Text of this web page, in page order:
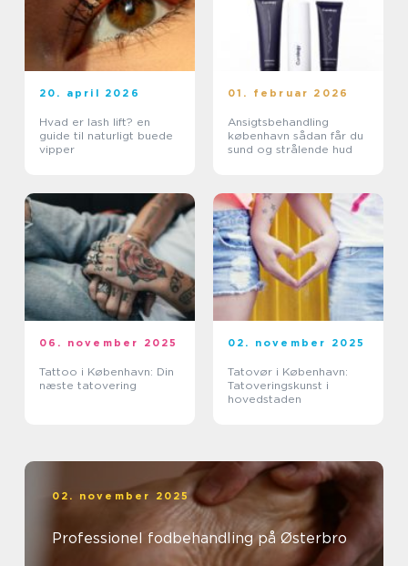
20. april 2026
Hvad er lash lift? en
guide til naturligt buede
vipper
01. februar 2026
Ansigtsbehandling
københavn sådan får du
sund og strålende hud
06. november 2025
Tattoo i København: Din
næste tatovering
02. november 2025
Tatovør i København:
Tatoveringskunst i
hovedstaden
02. november 2025
Professionel fodbehandling på Østerbro